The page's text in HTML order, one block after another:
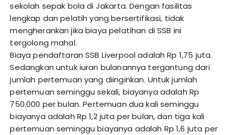
sekolah sepak bola di Jakarta. Dengan fasilitas
lengkap dan pelatih yang bersertifikasi, tidak
mengherankan jika biaya pelatihan di SSB ini
tergolong mahal.
Biaya pendaftaran SSB Liverpool adalah Rp 1,75 juta.
Sedangkan untuk iuran bulanannya tergantung dari
jumlah pertemuan yang diinginkan. Untuk jumlah
pertemuan seminggu sekali, biayanya adalah Rp
750.000 per bulan. Pertemuan dua kali seminggu
biayanya adalah Rp 1,2 juta per bulan, dan tiga kali
pertemuan seminggu biayanya adalah Rp 1,6 juta per